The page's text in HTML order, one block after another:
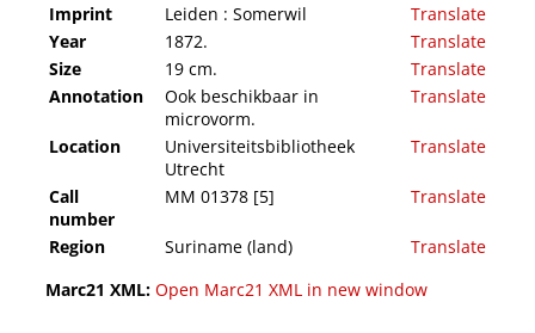
Imprint
Leiden : Somerwil
Translate
Year
1872.
Translate
Size
19 cm.
Translate
Annotation
Ook beschikbaar in
microvorm.
Translate
Location
Universiteitsbibliotheek
Utrecht
Translate
Call
number
MM 01378 [5] Translate
Region Suriname (land)
Translate
Marc21 XML: Open Marc21 XML in new window